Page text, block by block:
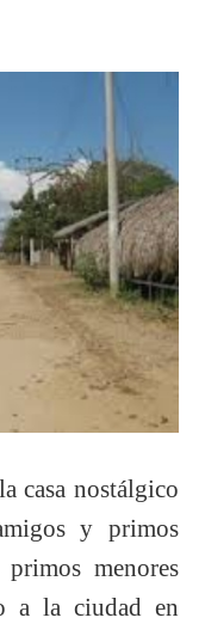
casa nostálgico
y primos
menores
a la ciudad en